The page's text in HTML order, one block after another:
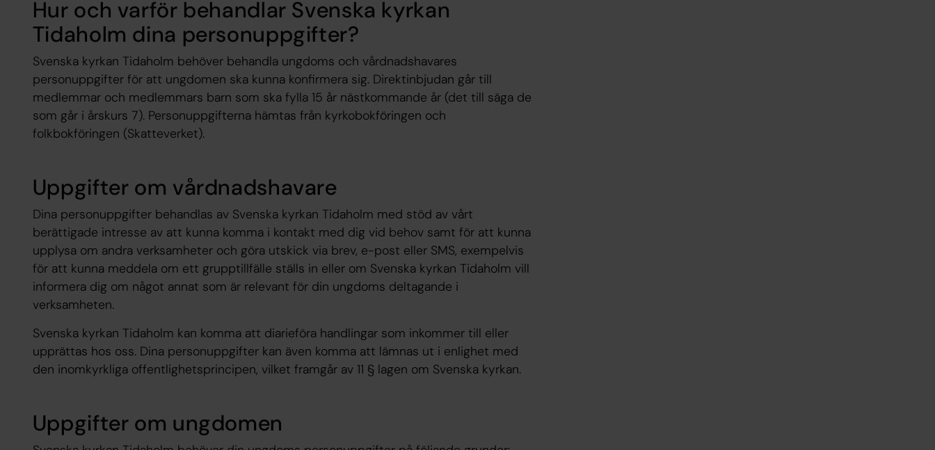
Hur och varför behandlar Svenska kyrkan
Tidaholm dina personuppgifter?
Svenska kyrkan Tidaholm behöver behandla ungdoms och vårdnadshavares
personuppgifter för att ungdomen ska kunna konfirmera sig. Direktinbjudan går till
medlemmar och medlemmars barn som ska fylla 15 år nästkommande år (det till säga de
som går i årskurs 7). Personuppgifterna hämtas från kyrkobokföringen och
folkbokföringen (Skatteverket).
Uppgifter om vårdnadshavare
Dina personuppgifter behandlas av Svenska kyrkan Tidaholm med stöd av vårt
berättigade intresse av att kunna komma i kontakt med dig vid behov samt för att kunna
upplysa om andra verksamheter och göra utskick via brev, e-post eller SMS, exempelvis
för att kunna meddela om ett grupptillfälle ställs in eller om Svenska kyrkan Tidaholm vill
informera dig om något annat som är relevant för din ungdoms deltagande i
verksamheten.
Svenska kyrkan Tidaholm kan komma att diarieföra handlingar som inkommer till eller
upprättas hos oss. Dina personuppgifter kan även komma att lämnas ut i enlighet med
den inomkyrkliga offentlighetsprincipen, vilket framgår av 11 § lagen om Svenska kyrkan.
Uppgifter om ungdomen